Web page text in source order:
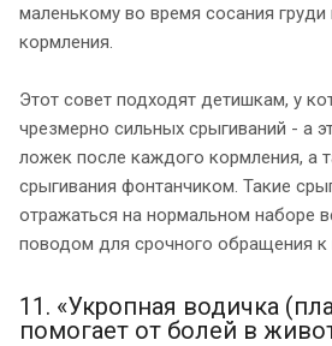
маленькому во время сосания груди
кормления.
Этот совет подходят детишкам, у
чрезмерно сильных срыгиваний - а
ложек после каждого кормления, а
срыгивания фонтанчиком. Такие
отражаться на нормальном наборе
поводом для срочного обращения к
11. «Укропная водичка
помогает от болей в